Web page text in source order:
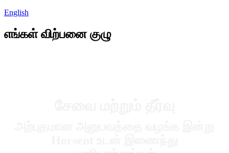
English
எங்கள் விற்பனை குழு